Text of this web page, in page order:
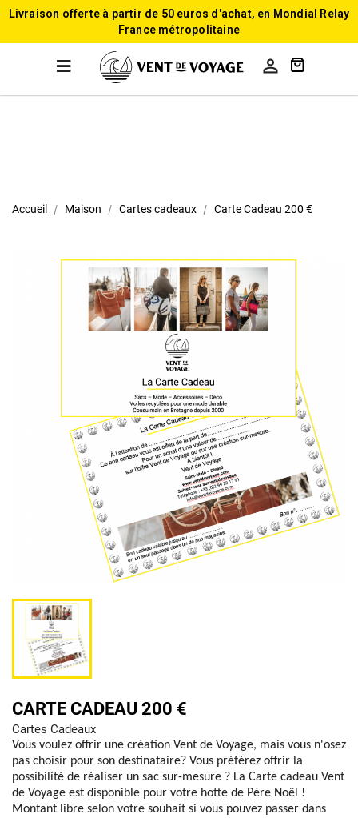
Livraison offerte à partir de 50 euros d'achat, en Mondial Relay
France métropolitaine

Accueil Maison Cartes cadeaux Carte Cadeau 200 €
CARTE CADEAU 200 €
Cartes Cadeaux
Vous voulez offrir une création Vent de Voyage, mais vous n'osez
pas choisir pour son destinataire? Vous préférez offrir la
possibilité de réaliser un sac sur-mesure ? La Carte cadeau Vent
de Voyage est disponible pour votre hotte de Père Noël !
Montant libre selon votre souhait si vous pouvez passer dans